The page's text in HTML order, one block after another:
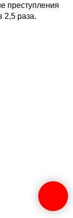
преступления
2,5 раза.